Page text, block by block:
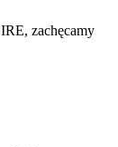
zachęcamy